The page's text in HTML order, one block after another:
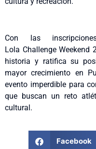
Con las
Lola Challenge
historia y ratifica su
mayor crecimiento en
evento imperdible para
que buscan un reto
cultural.
Facebook